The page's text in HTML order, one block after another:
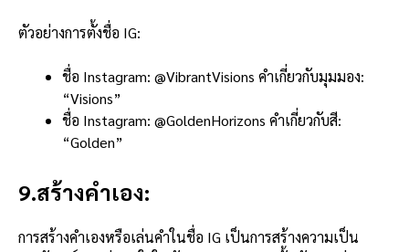
ตัวอย่างการตั้งชื่อ IG:
ชื่อ Instagram: @VibrantVisions คำเกี่ยวกับมุมมอง:
“Visions”
ชื่อ Instagram: @GoldenHorizons คำเกี่ยวกับสี:
“Golden”
9.สร้างคำเอง:
การสร้างคำเองหรือเล่นคำในชื่อ IG เป็นการสร้างความเป็น